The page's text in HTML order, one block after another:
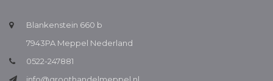
Blankenstein 660 b
7943PA Meppel Nederland
0522-247881